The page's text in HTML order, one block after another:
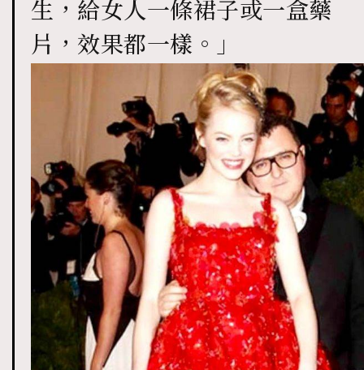
生，給女人一條裙子或一盒藥
片，效果都一樣。」